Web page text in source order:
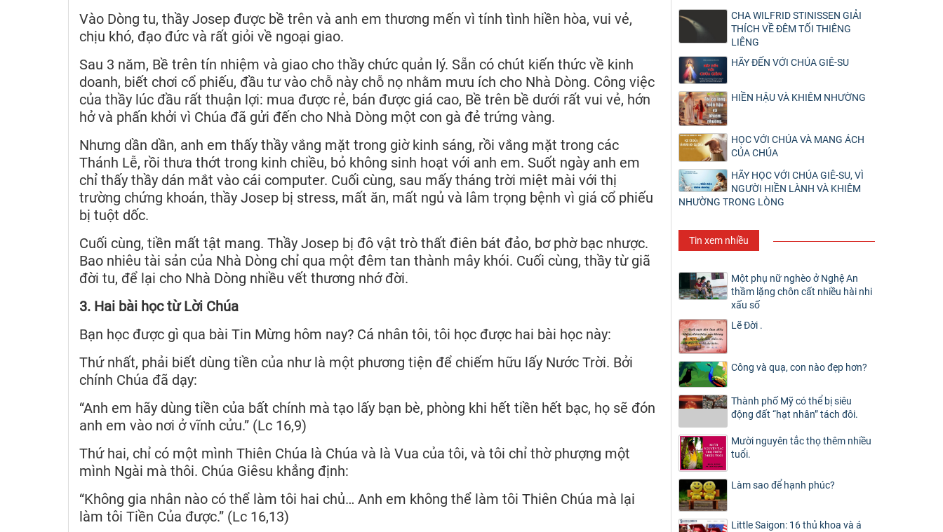
Vào Dòng tu, thầy Josep được bề trên và anh em thương mến vì tính tình hiền hòa, vui vẻ,
chịu khó, đạo đức và rất giỏi về ngoại giao.
Sau 3 năm, Bề trên tín nhiệm và giao cho thầy chức quản lý. Sẵn có chút kiến thức về kinh
doanh, biết chơi cổ phiếu, đầu tư vào chỗ này chỗ nọ nhằm mưu ích cho Nhà Dòng. Công việc
của thầy lúc đầu rất thuận lợi: mua được rẻ, bán được giá cao, Bề trên bề dưới rất vui vẻ, hớn
hở và phấn khởi vì Chúa đã gửi đến cho Nhà Dòng một con gà đẻ trứng vàng.
Nhưng dần dần, anh em thấy thầy vắng mặt trong giờ kinh sáng, rồi vắng mặt trong các
Thánh Lễ, rồi thưa thớt trong kinh chiều, bỏ không sinh hoạt với anh em. Suốt ngày anh em
chỉ thấy thầy dán mắt vào cái computer. Cuối cùng, sau mấy tháng trời miệt mài với thị
trường chứng khoán, thầy Josep bị stress, mất ăn, mất ngủ và lâm trọng bệnh vì giá cổ phiếu
bị tuột dốc.
Cuối cùng, tiền mất tật mang. Thầy Josep bị đô vật trò thất điên bát đảo, bơ phờ bạc nhược.
Bao nhiêu tài sản của Nhà Dòng chỉ qua một đêm tan thành mây khói. Cuối cùng, thầy từ giã
đời tu, để lại cho Nhà Dòng nhiều vết thương nhớ đời.
3. Hai bài học từ Lời Chúa
Bạn học được gì qua bài Tin Mừng hôm nay? Cá nhân tôi, tôi học được hai bài học này:
Thứ nhất, phải biết dùng tiền của như là một phương tiện để chiếm hữu lấy Nước Trời. Bởi
chính Chúa đã dạy:
“Anh em hãy dùng tiền của bất chính mà tạo lấy bạn bè, phòng khi hết tiền hết bạc, họ sẽ đón
anh em vào nơi ở vĩnh cửu.” (Lc 16,9)
Thứ hai, chỉ có một mình Thiên Chúa là Chúa và là Vua của tôi, và tôi chỉ thờ phượng một
mình Ngài mà thôi. Chúa Giêsu khẳng định:
“Không gia nhân nào có thể làm tôi hai chủ… Anh em không thể làm tôi Thiên Chúa mà lại
làm tôi Tiền Của được.” (Lc 16,13)
CHA WILFRID STINISSEN GIẢI
THÍCH VỀ ĐÊM TỐI THIÊNG
LIÊNG
HÃY ĐẾN VỚI CHÚA GIÊ-SU
HIỀN HẬU VÀ KHIÊM NHƯỜNG
HỌC VỚI CHÚA VÀ MANG ÁCH
CỦA CHÚA
HÃY HỌC VỚI CHÚA GIÊ-SU, VÌ
NGƯỜI HIỀN LÀNH VÀ KHIÊM
NHƯỜNG TRONG LÒNG
Tin xem nhiều
Một phụ nữ nghèo ở Nghệ An
thầm lặng chôn cất nhiều hài nhi
xấu số
Lẽ Đời .
Công và quạ, con nào đẹp hơn?
Thành phố Mỹ có thể bị siêu
động đất “hạt nhân” tách đôi.
Mười nguyên tắc thọ thêm nhiều
tuổi.
Làm sao để hạnh phúc?
Little Saigon: 16 thủ khoa và á